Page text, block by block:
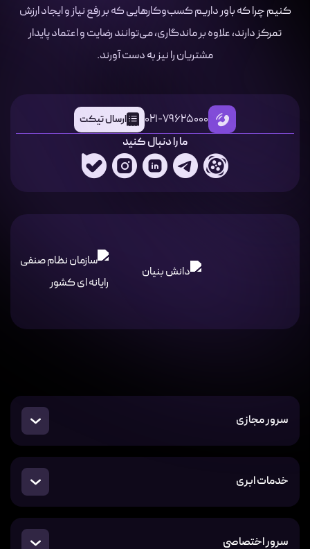
کنیم چرا که باور داریم کسب‌وکارهایی که بر رفع نیاز و ایجاد ارزش
تمرکز دارند، علاوه بر ماندگاری، می‌توانند رضایت و اعتماد پایدار
مشتریان را نیز به دست آورند.
021-79625000 ارسال تیکت
ما را دنبال کنید
سرور مجازی
خدمات ابری
سرور اختصاصی